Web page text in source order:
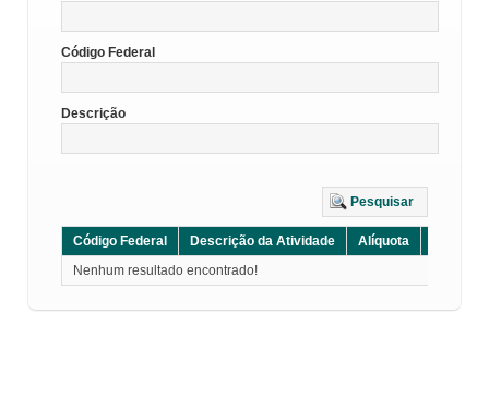
Código Federal
Descrição
Pesquisar
Código Federal Descrição da Atividade Alíquota
Nenhum resultado encontrado!